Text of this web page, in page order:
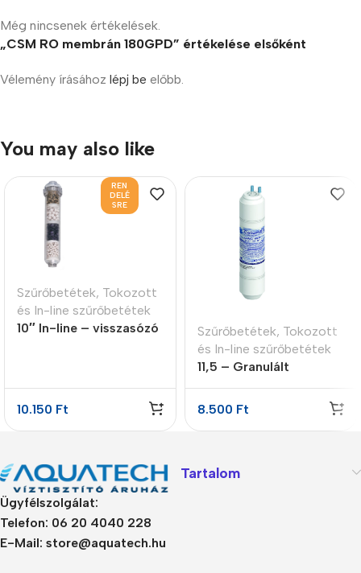
Még nincsenek értékelések.
„CSM RO membrán 180GPD” értékelése elsőként
Vélemény írásához lépj be előbb.
You may also like
REN
DELÉ
SRE
Szűrőbetétek, Tokozott
és In-line szűrőbetétek
10″ In-line – visszasózó
10.150 Ft
Szűrőbetétek, Tokozott
és In-line szűrőbetétek
11,5 – Granulált
8.500 Ft
Ügyfélszolgálat:
Telefon: 06 20 4040 228
E-Mail: store@aquatech.hu
Tartalom